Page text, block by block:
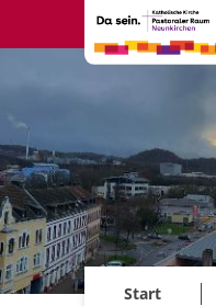
Zum Inhalt springen
Start